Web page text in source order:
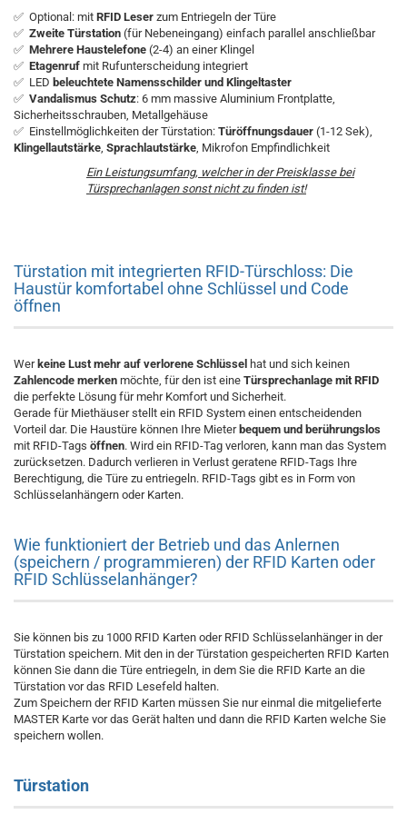
✅ Optional: mit RFID Leser zum Entriegeln der Türe
✅ Zweite Türstation (für Nebeneingang) einfach parallel anschließbar
✅ Mehrere Haustelefone (2-4) an einer Klingel
✅ Etagenruf mit Rufunterscheidung integriert
✅ LED beleuchtete Namensschilder und Klingeltaster
✅ Vandalismus Schutz: 6 mm massive Aluminium Frontplatte,
Sicherheitsschrauben, Metallgehäuse
✅ Einstellmöglichkeiten der Türstation: Türöffnungsdauer (1-12 Sek),
Klingellautstärke, Sprachlautstärke, Mikrofon Empfindlichkeit
Ein Leistungsumfang, welcher in der Preisklasse bei
Türsprechanlagen sonst nicht zu finden ist!
Türstation mit integrierten RFID-Türschloss: Die
Haustür komfortabel ohne Schlüssel und Code
öffnen
Werkeine Lust mehr auf verlorene Schlüssel hat und sich keinen
Zahlencode merken möchte, für den ist eine Türsprechanlage mit RFID
die perfekte Lösung für mehr Komfort und Sicherheit.
Gerade für Miethäuser stellt ein RFID System einen entscheidenden
Vorteil dar. Die Haustüre können Ihre Mieter bequem und berührungslos
mit RFID-Tags öffnen. Wird ein RFID-Tag verloren, kann man das System
zurücksetzen. Dadurch verlieren in Verlust geratene RFID-Tags Ihre
Berechtigung, die Türe zu entriegeln. RFID-Tags gibt es in Form von
Schlüsselanhängern oder Karten.
Wie funktioniert der Betrieb und das Anlernen
(speichern / programmieren) der RFID Karten oder
RFID Schlüsselanhänger?
Sie können bis zu 1000 RFID Karten oder RFID Schlüsselanhänger in der
Türstation speichern. Mit den in der Türstation gespeicherten RFID Karten
können Sie dann die Türe entriegeln, in dem Sie die RFID Karte an die
Türstation vor das RFID Lesefeld halten.
Zum Speichern der RFID Karten müssen Sie nur einmal die mitgelieferte
MASTER Karte vor das Gerät halten und dann die RFID Karten welche Sie
speichern wollen.
Türstation